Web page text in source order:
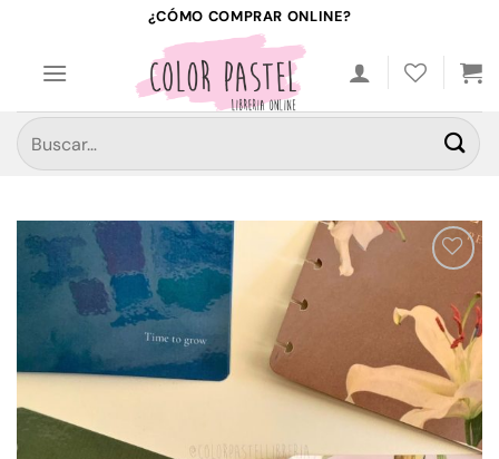
contenido
¿CÓMO COMPRAR ONLINE?
Buscar
por:
a la
lista de
deseos